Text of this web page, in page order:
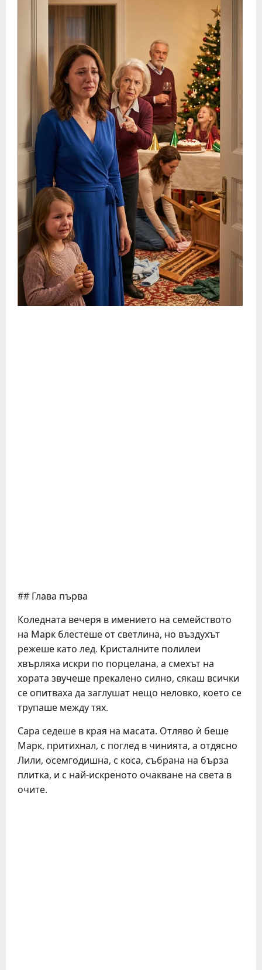
## Глава първа
Коледната вечеря в имението на семейството
на Марк блестеше от светлина, но въздухът
режеше като лед. Кристалните полилеи
хвърляха искри по порцелана, а смехът на
хората звучеше прекалено силно, сякаш всички
се опитваха да заглушат нещо неловко, което се
трупаше между тях.
Сара седеше в края на масата. Отляво ѝ беше
Марк, притихнал, с поглед в чинията, а отдясно
Лили, осемгодишна, с коса, събрана на бърза
плитка, и с най-искреното очакване на света в
очите.